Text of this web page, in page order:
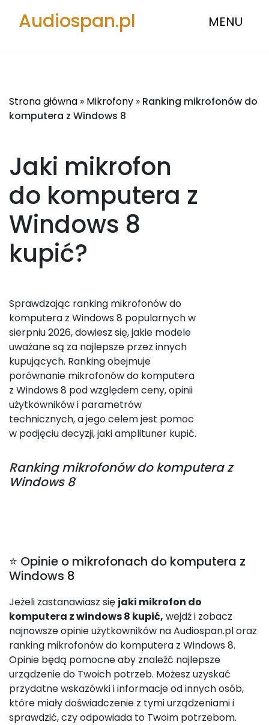
Audiospan.pl MENU
Strona główna » Mikrofony » Ranking mikrofonów do
komputera z Windows 8
Jaki mikrofon
do komputera z
Windows 8
kupić?
Sprawdzając ranking mikrofonów do
komputera z Windows 8 popularnych w
sierpniu 2026, dowiesz się, jakie modele
uważane są za najlepsze przez innych
kupujących. Ranking obejmuje
porównanie mikrofonów do komputera
z Windows 8 pod względem ceny, opinii
użytkowników i parametrów
technicznych, a jego celem jest pomoc
w podjęciu decyzji, jaki amplituner kupić.
Rankingmikrofonów do komputera z
Windows 8
⭐ Opinie o mikrofonach do komputera z
Windows 8
Jeżeli zastanawiasz się jaki mikrofon do
komputera z windows 8 kupić, wejdź i zobacz
najnowsze opinie użytkowników na Audiospan.pl oraz
ranking mikrofonów do komputera z Windows 8.
Opinie będą pomocne aby znaleźć najlepsze
urządzenie do Twoich potrzeb. Możesz uzyskać
przydatne wskazówki i informacje od innych osób,
które miały doświadczenie z tymi urządzeniami i
sprawdzić, czy odpowiada to Twoim potrzebom.